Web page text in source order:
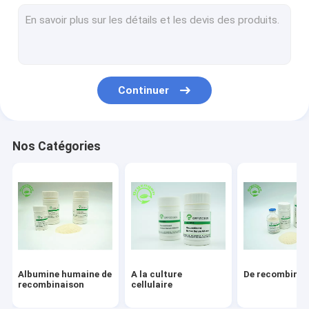
VEGF de recombinaison
Continuer
Nos Catégories
Albumine humaine de
recombinaison
A la culture
cellulaire
De